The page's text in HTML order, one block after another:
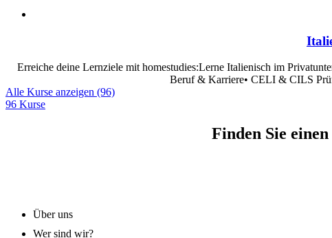
Erreiche deine Lernziele mit homestudies:Lerne Italienisch im
Beruf & Karriere• CELI & CILS
Alle Kurse anzeigen (96)
96 Kurse
Finden Sie
Über uns
Wer sind wir?